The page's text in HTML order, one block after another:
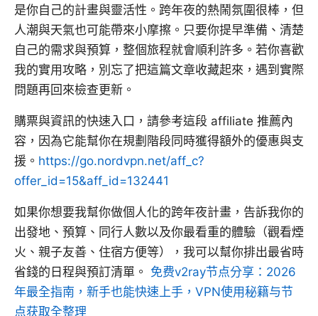
是你自己的計畫與靈活性。跨年夜的熱鬧氛圍很棒，但
人潮與天氣也可能帶來小摩擦。只要你提早準備、清楚
自己的需求與預算，整個旅程就會順利許多。若你喜歡
我的實用攻略，別忘了把這篇文章收藏起來，遇到實際
問題再回來檢查更新。
購票與資訊的快速入口，請參考這段 affiliate 推薦內
容，因為它能幫你在規劃階段同時獲得額外的優惠與支
援。 https://go.nordvpn.net/aff_c?
offer_id=15&aff_id=132441
如果你想要我幫你做個人化的跨年夜計畫，告訴我你的
出發地、預算、同行人數以及你最看重的體驗（觀看煙
火、親子友善、住宿方便等），我可以幫你排出最省時
省錢的日程與預訂清單。 免费v2ray节点分享：2026
年最全指南，新手也能快速上手，VPN使用秘籍与节
点获取全整理